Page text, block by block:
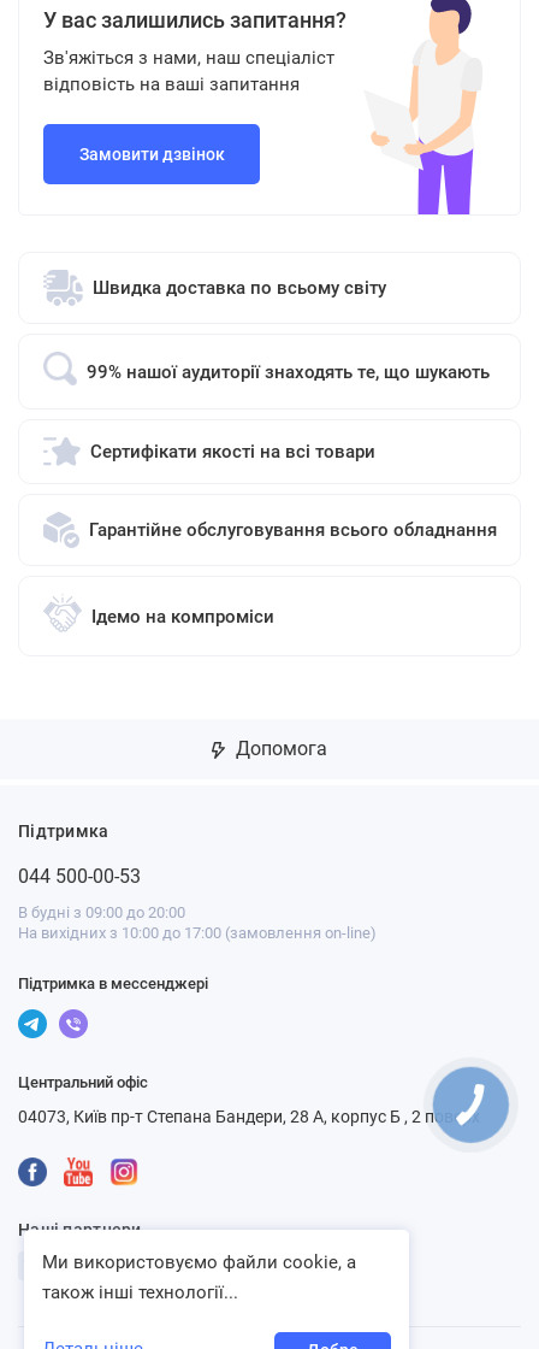
У вас залишились запитання?
Зв'яжіться з нами, наш спеціаліст
відповість на ваші запитання
Замовити дзвінок
Швидка доставка по всьому світу
99% нашої аудиторії знаходять те, що шукають
Сертифікати якості на всі товари
Гарантійне обслуговування всього обладнання
Ідемо на компроміси
Допомога
Підтримка
044 500-00-53
В будні з 09:00 до 20:00
На вихідних з 10:00 до 17:00 (замовлення on-line)
Підтримка в мессенджері
Центральний офіс
04073, Київ пр-т Степана Бандери, 28 А, корпус Б , 2 поверх
Наші партнери
Ми використовуємо файли cookie, а
також інші технології...